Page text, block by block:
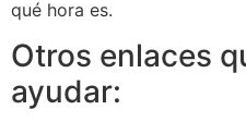
qué hora es.
Otros enlaces
ayudar: